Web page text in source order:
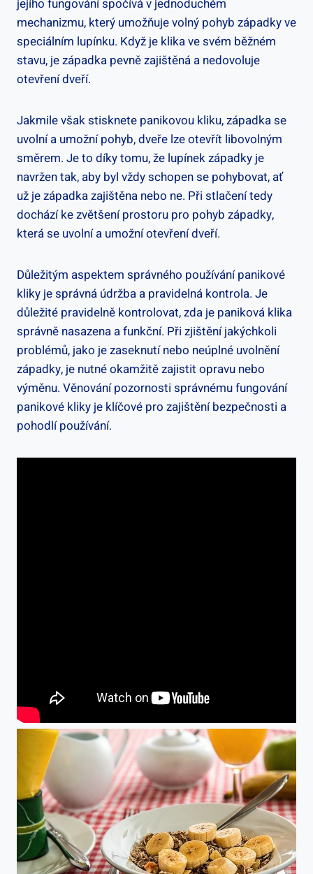
⁣jejího fungování spočívá v ⁤jednoduchém
mechanizmu,‌ který umožňuje volný pohyb západky⁢ ve
​speciálním ‌lupínku. Když je klika ve svém běžném
stavu, je západka pevně zajištěná a nedovoluje
otevření dveří.
Jakmile však stisknete panikovou kliku, západka se
uvolní a umožní pohyb, dveře lze ⁢otevřít‌ libovolným
směrem. Je to díky tomu,⁤ že lupínek západky je
navržen tak, aby byl vždy schopen se pohybovat, ať
už ‌je ⁤západka zajištěna⁢ nebo ne. Při stlačení tedy‍
dochází ke zvětšení prostoru pro ⁢pohyb západky,
která se uvolní a umožní otevření dveří.
Důležitým aspektem správného používání⁢ panikové‍
kliky je správná údržba ⁤a pravidelná kontrola. Je
důležité pravidelně kontrolovat, zda je paniková klika
správně nasazena a funkční. ‍Při zjištění jakýchkoli
problémů, jako je zaseknutí nebo neúplné uvolnění
západky, je nutné⁣ okamžitě zajistit ‍opravu nebo
výměnu. Věnování pozornosti správnému fungování
‍panikové kliky je klíčové pro zajištění bezpečnosti a
pohodlí používání.